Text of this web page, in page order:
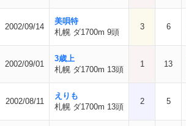
2002/09/14
美唄特
札幌 ダ1700m 9頭
3 6
2002/09/01
3歳上
札幌 ダ1700m 13頭
1 13
2002/08/11
えりも
札幌 ダ1700m 13頭
2 5